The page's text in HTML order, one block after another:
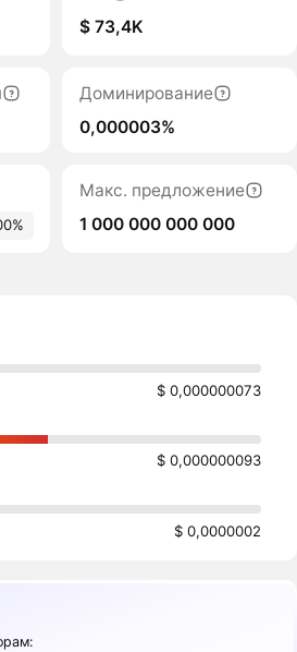
$ 73,4K
Доминирование
0,000003%
Макс. предложение
1 000 000 000 000
$ 0,000000073
$ 0,000000093
$ 0,0000002